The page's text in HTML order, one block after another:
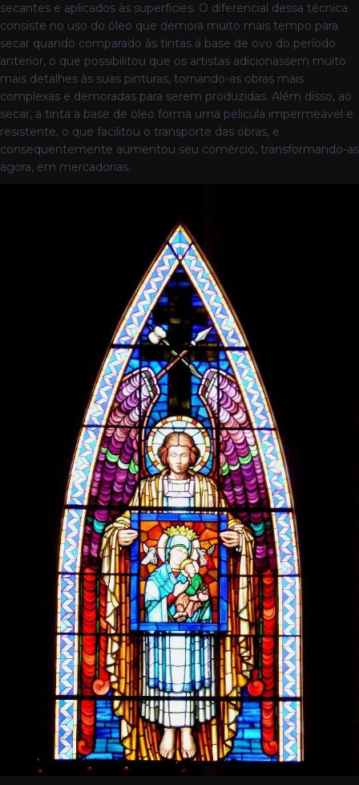
secantes e aplicados às superfícies. O diferencial dessa técnica
consiste no uso do óleo que demora muito mais tempo para
secar quando comparado às tintas à base de ovo do período
anterior, o que possibilitou que os artistas adicionassem muito
mais detalhes às suas pinturas, tornando-as obras mais
complexas e demoradas para serem produzidas. Além disso, ao
secar, a tinta a base de óleo forma uma película impermeável e
resistente, o que facilitou o transporte das obras, e
consequentemente aumentou seu comércio, transformando-as
agora, em mercadorias.